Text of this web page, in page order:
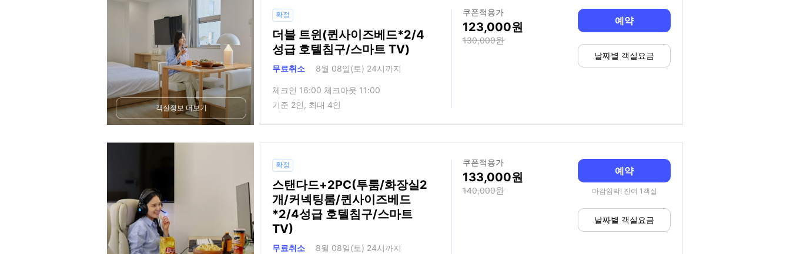
객실정보 더보기
확정
더블 트윈(퀸사이즈베드*2/4
성급 호텔침구/스마트 TV)
무료취소 8월 08일(토) 24시까지
체크인 16:00 체크아웃 11:00
기준 2인, 최대 4인
쿠폰적용가
123,000
130,000
예약
날짜별 객실요금
확정
스탠다드+2PC(투룸/화장실2
개/커넥팅룸/퀸사이즈베드
*2/4성급 호텔침구/스마트
TV)
무료취소 8월 08일(토) 24시까지
쿠폰적용가
133,000
140,000
예약
마감임박! 잔여 1객실
날짜별 객실요금